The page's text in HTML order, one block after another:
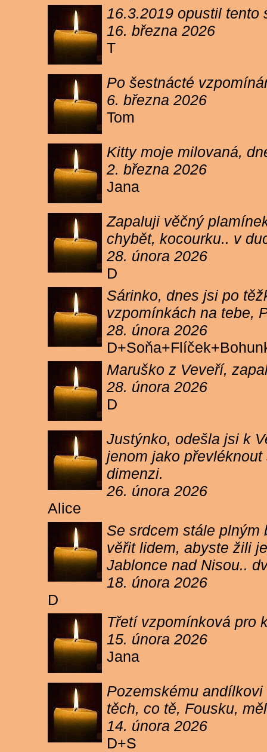
16.3.2019 opustil
16. března 2026
T
Po šestnácté
6. března 2026
Tom
Kitty moje milovaná,
2. března 2026
Jana
Zapaluji věčný
chybět, kocourku.. v
28. února 2026
D
Sárinko, dnes jsi po
vzpomínkách na tebe,
28. února 2026
Maruško z Veveří,
28. února 2026
D
Justýnko, odešla jsi k
jenom jako
dimenzi.
26. února 2026
Alice
Se srdcem stále
věřit lidem, abyste žili
Jablonce nad Nisou..
18. února 2026
D
Třetí vzpomínková pro
15. února 2026
Jana
Pozemskému
těch, co tě, Fousku,
14. února 2026
D+S